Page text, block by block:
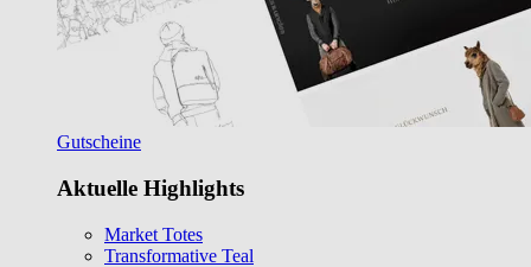
Gutscheine
Aktuelle Highlights
Market Totes
Transformative Teal